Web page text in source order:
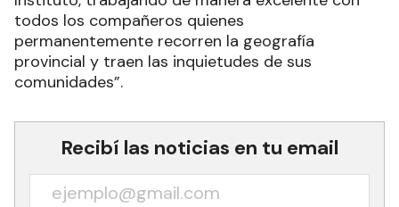
todos los compañeros quienes
permanentemente recorren la geografía
provincial y traen las inquietudes de sus
comunidades”.
Recibí las noticias en tu email